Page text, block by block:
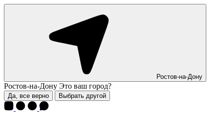
Ростов-на-Дону
Ростов-на-Дону Это ваш город?
Да, все верно Выбрать другой